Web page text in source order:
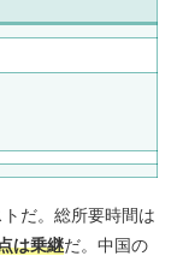
だ。総所要時間は
は乗継だ。中国の